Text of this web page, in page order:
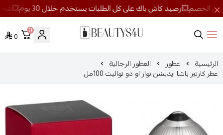
روائح الجمال
0
0
الرئيسية عطور العطور الرجالية
عطر كارتير باشا ايديشن نوار او دو تواليت 100مل